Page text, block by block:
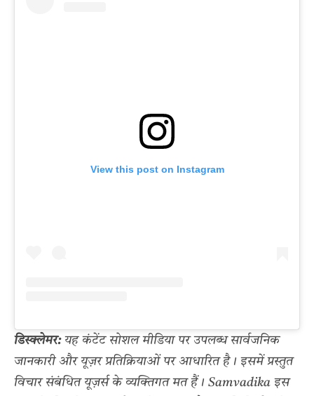
View this post on Instagram
डिस्क्लेमर:यह कंटेंट सोशल मीडिया पर उपलब्ध सार्वजनिक
जानकारी और यूज़र प्रतिक्रियाओं पर आधारित है। इसमें प्रस्तुत
विचार संबंधित यूज़र्स के व्यक्तिगत मत हैं। Samvadika इस